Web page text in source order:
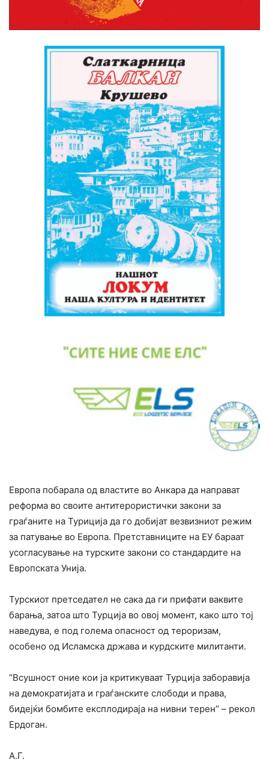
Eвропа побарала од властите во Анкара да направат
реформа во своите антитерористички закони за
граѓаните на Туриција да го добијат везвизниот режим
за патување во Европа. Претставниците на ЕУ бараат
усогласување на турските закони со стандардите на
Европската Унија.
Турскиот претседател не сака да ги прифати ваквите
барања, затоа што Турција во овој момент, како што тој
наведува, е под голема опасност од тероризам,
особено од Исламска држава и курдските милитанти.
“Всушност оние кои ја критикуваат Турција заборавија
на демократијата и граѓанските слободи и права,
бидејќи бомбите експлодираја на нивни терен” – рекол
Ердоган.
A.Г.